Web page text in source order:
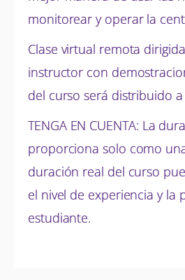
monitorear y operar la
Clase virtual remota
instructor con
del curso será distribuido
TENGA EN CUENTA: La
proporciona solo como
duración real del curso
el nivel de experiencia y la
estudiante.